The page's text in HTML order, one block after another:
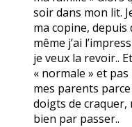
soir dans mon lit.
ma copine, depuis
même j’ai
je veux la revoir..
« normale » et
mes parents
doigts de craquer,
bien par passer..